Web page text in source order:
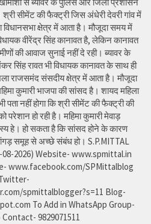
श्री सीमेंट की फैक्ट्री जिस अंधेरी देवरी गांव में
विधानसभा क्षेत्र में आता है। मौजूदा समय में
वीरेंद्र सिंह कानावत है, लेकिन कानावत
की आवाज सुनाई नहीं दे रही। ब्यावर के
सिंह रावत भी विधायक कानावत के साथ ही
राजसमंद संसदीय क्षेत्र में आता है। मौजूदा
कुमारी भाजपा की सांसद है। शायद महिला
पता नहीं होगा कि श्री सीमेंट की फैक्ट्री की
परेशान हो रही है। महिमा कुमारी मेवाड़
हे। हो सकता है कि सांसद होने के कारण
समूह से अच्छे संबंध हो। S.P.MITTAL
08-2026) Website- www.spmittal.in
www.facebook.com/SPMittalblog
spmittalblogger?s=11 Blog-
To Add in WhatsApp Group-
Contact- 9829071511